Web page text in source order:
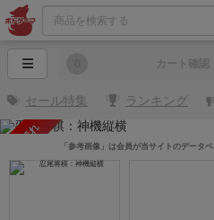
カート確認
セール特集 ランキング
売り切れ 「参考画像」は会員が当サイトのデータ